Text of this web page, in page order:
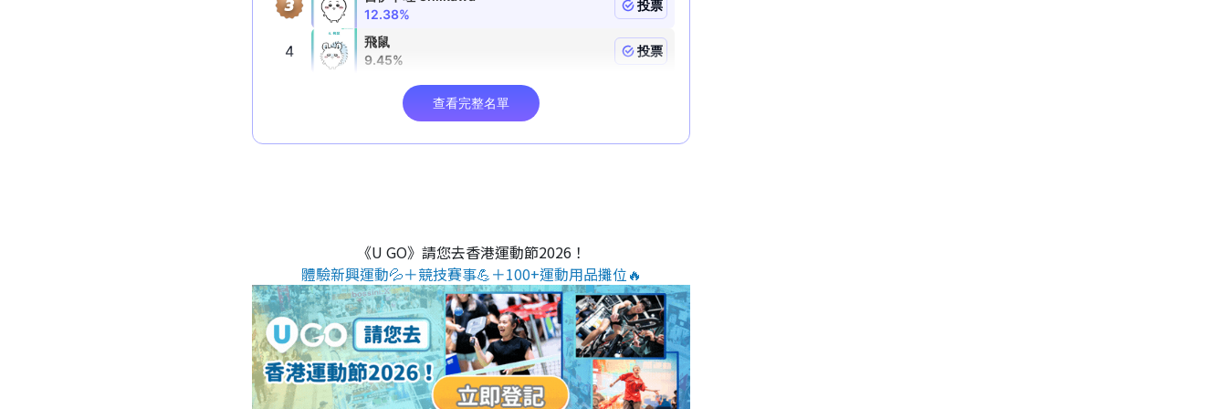
《U GO》請您去香港運動節2026！
體驗新興運動💦＋競技賽事💪＋100+運動用品攤位🔥